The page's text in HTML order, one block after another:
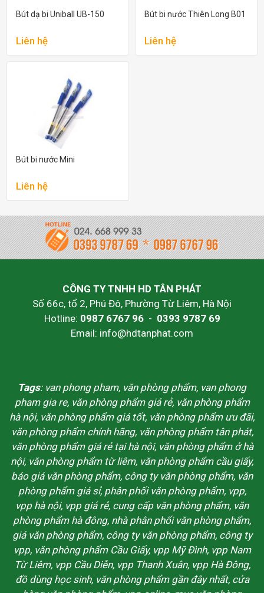
Bút dạ bi Uniball UB-150
Liên hệ
Bút bi nước Thiên Long B01
Liên hệ
Bút bi nước Mini
Liên hệ
CÔNG TY TNHH HD TÂN PHÁT
Số 66c, tổ 2, Phú Đô, Phường Từ Liêm, Hà Nội
Hotline: 0987 6767 96 - 0393 9787 69
Email: info@hdtanphat.com
Tags: van phong pham, văn phòng phẩm, van phong
pham gia re, văn phòng phẩm giá rẻ, văn phòng phẩm
hà nội, văn phòng phẩm giá tốt, văn phòng phẩm ưu đãi,
văn phòng phẩm chính hãng, văn phòng phẩm tân phát,
văn phòng phẩm giá rẻ tại hà nội, văn phòng phẩm ở hà
nội, văn phòng phẩm từ liêm, văn phòng phẩm cầu giấy,
báo giá văn phòng phẩm, công ty văn phòng phẩm, văn
phòng phẩm giá sỉ, phân phối văn phòng phẩm, vpp,
vpp hà nội, vpp giá rẻ, cung cấp văn phòng phẩm, văn
phòng phẩm hà đông, nhà phân phối văn phòng phẩm,
giá văn phòng phẩm, công ty văn phòng phẩm, công ty
vpp, văn phòng phẩm Cầu Giấy, vpp Mỹ Đình, vpp Nam
Từ Liêm, vpp Cầu Diễn, vpp Thanh Xuân, vpp Hà Đông,
đồ dùng học sinh, văn phòng phẩm gần đây nhất, cửa